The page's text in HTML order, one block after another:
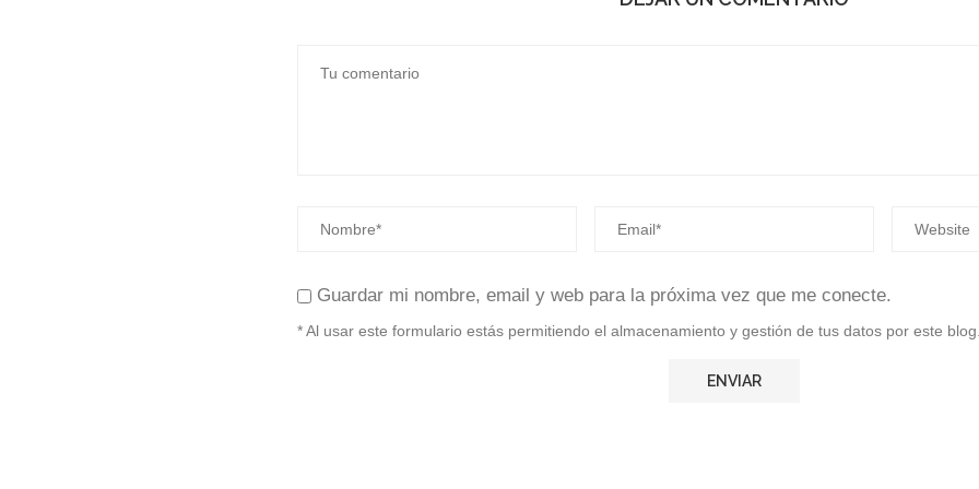
Guardar mi nombre, email y web para la próxima vez que me conecte.
* Al usar este formulario estás permitiendo el almacenamiento y gestión de tus datos por este